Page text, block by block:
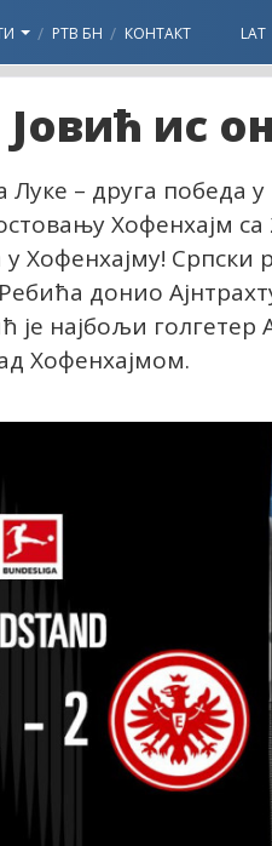
РТВ БН КОНТАКТ LAT
ис
Луке – друга победа
Хофенхајм
у Хофенхајму!
донио
је најбољи
Хофенхајмом.